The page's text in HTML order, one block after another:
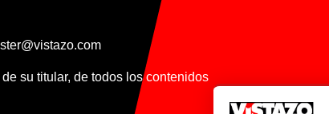
su titular, de todos los contenidos